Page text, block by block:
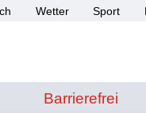
Wetter Sport
Barrierefrei
Barrierefrei